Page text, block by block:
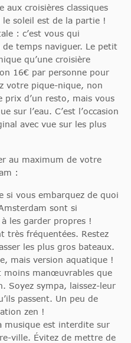
croisières classiques
soleil est de la partie !
: c’est vous qui
temps naviguer. Le petit
qu’une croisière
16€ par personne pour
votre pique-nique, non
prix d’un resto, mais vous
sur l’eau. C’est l’occasion
avec vue sur les plus
au maximum de votre
:
si vous embarquez de quoi
sont si
les garder propres !
très fréquentées. Restez
les plus gros bateaux.
mais version aquatique !
moins manœuvrables que
Soyez sympa, laissez-leur
passent. Un peu de
zen !
musique est interdite sur
ville. Évitez de mettre de